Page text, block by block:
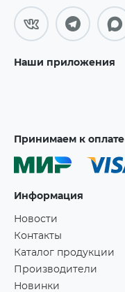
Наши приложения
Принимаем к оплате
Информация
Новости
Контакты
Каталог продукции
Производители
Новинки